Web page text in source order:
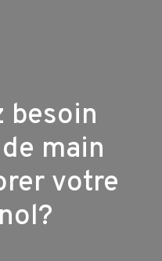
besoin
main
votre